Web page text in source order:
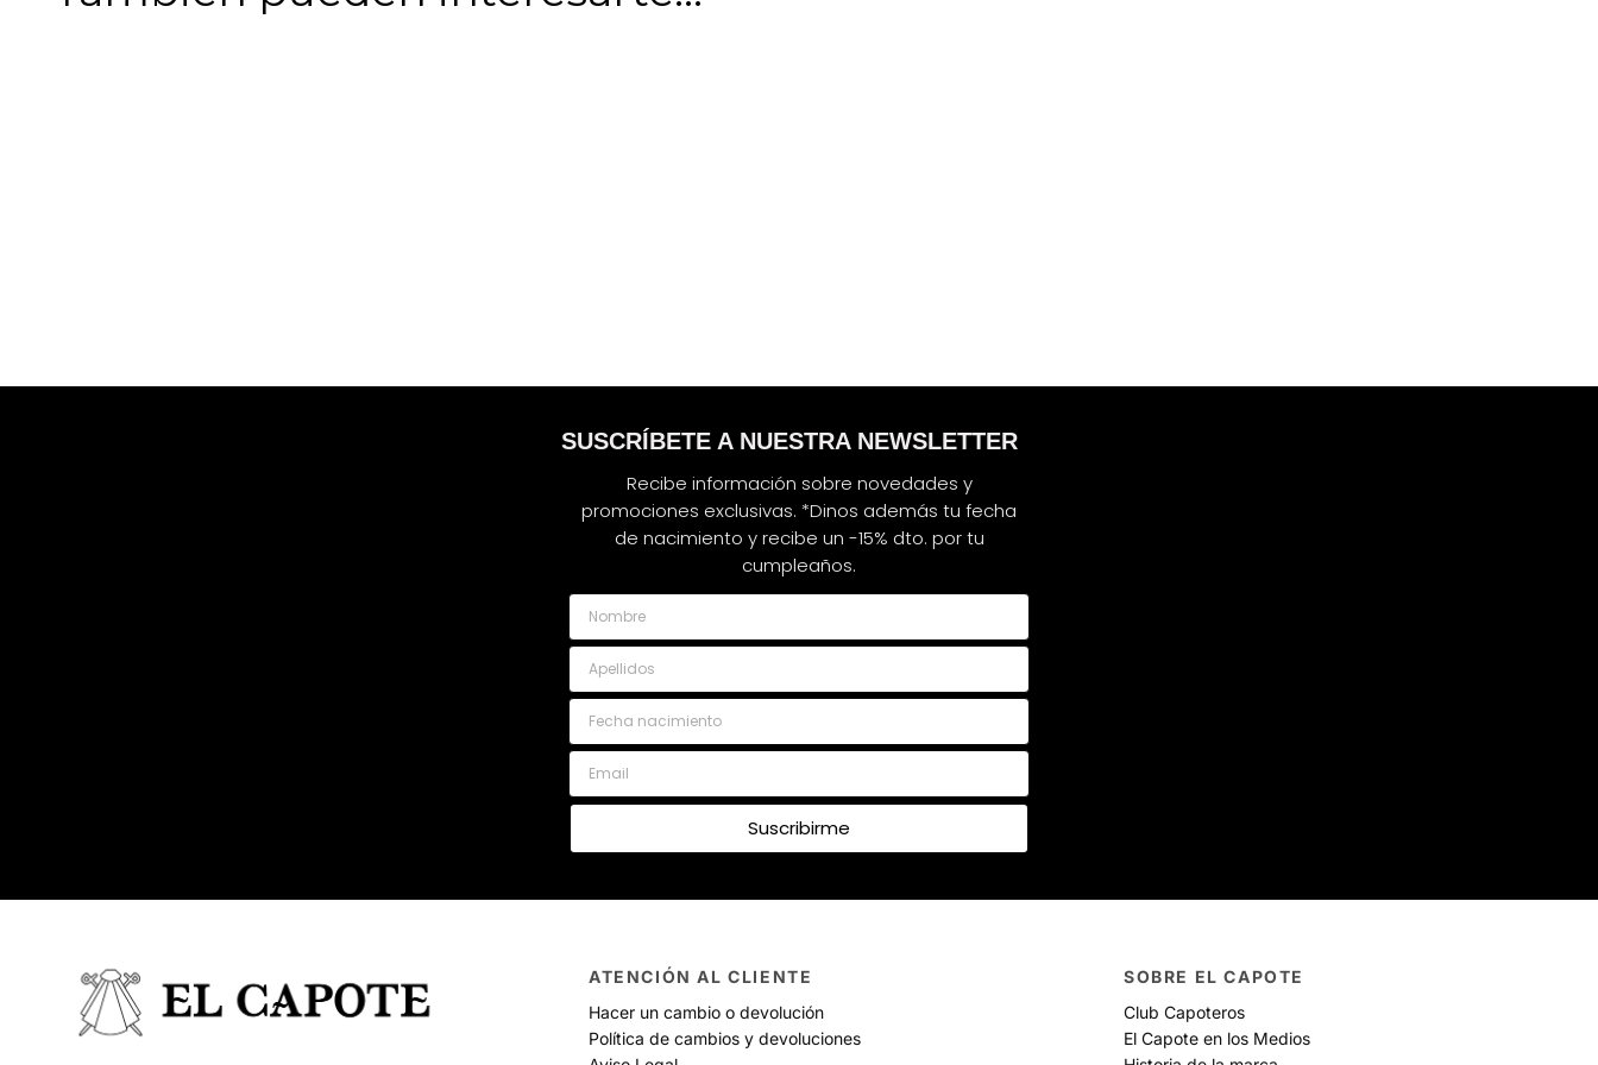
SUSCRÍBETE A NUESTRA NEWSLETTER
Recibe información sobre novedades y
promociones exclusivas. *Dinos además tu fecha
de nacimiento y recibe un -15% dto. por tu
cumpleaños.
Nombre
Apellidos
Fecha nacimiento
Email
Suscribirme
ATENCIÓN AL CLIENTE
Hacer un cambio o devolución
Política de cambios y devoluciones
SOBRE EL CAPOTE
Club Capoteros
El Capote en los Medios